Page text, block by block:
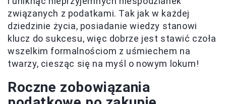
związanych z podatkami. Tak jak w każdej
dziedzinie życia, posiadanie wiedzy stanowi
klucz do sukcesu, więc dobrze jest stawić czoła
wszelkim formalnościom z uśmiechem na
twarzy, ciesząc się na myśl o nowym lokum!
Roczne zobowiązania